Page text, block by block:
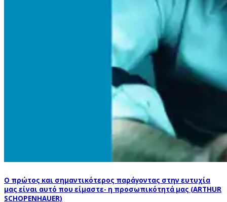
Ο πρώτος και σημαντικότερος παράγοντας στην ευτυχία
μας είναι αυτό που είμαστε- η προσωπικότητά μας (ARTHUR
SCHOPENHAUER)